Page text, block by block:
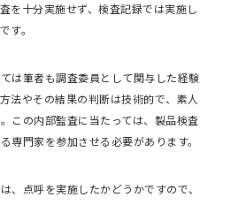
を十分実施せず、検査記録では実施し
す。
は筆者も調査委員として関与した経験
法やその結果の判断は技術的で、素人
この内部監査に当たっては、製品検査
専門家を参加させる必要があります。
、点呼を実施したかどうかですので、